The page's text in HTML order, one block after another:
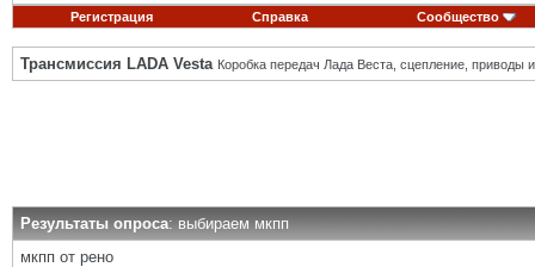
Регистрация Справка Сообщество
Трансмиссия LADA Vesta Коробка передач Лада Веста, сцепление, приводы и
Результаты опроса: выбираем мкпп
мкпп от рено